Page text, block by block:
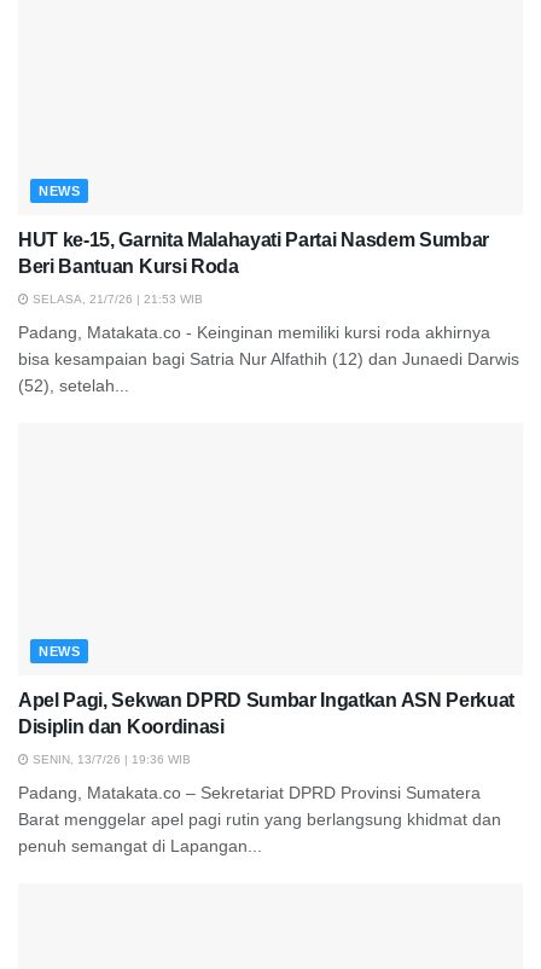
NEWS
HUT ke-15, Garnita Malahayati Partai Nasdem Sumbar
Beri Bantuan Kursi Roda
SELASA, 21/7/26 | 21:53 WIB
Padang, Matakata.co - Keinginan memiliki kursi roda akhirnya
bisa kesampaian bagi Satria Nur Alfathih (12) dan Junaedi Darwis
(52), setelah...
NEWS
Apel Pagi, Sekwan DPRD Sumbar Ingatkan ASN Perkuat
Disiplin dan Koordinasi
SENIN, 13/7/26 | 19:36 WIB
Padang, Matakata.co – Sekretariat DPRD Provinsi Sumatera
Barat menggelar apel pagi rutin yang berlangsung khidmat dan
penuh semangat di Lapangan...